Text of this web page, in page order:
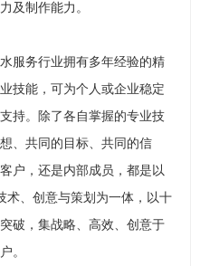
及制作能力。
服务行业拥有多年经验的精
技能，可为个人或企业稳定
持。除了各自掌握的专业技
、共同的目标、共同的信
户，还是内部成员，都是以
术、创意与策划为一体，以十
破，集战略、高效、创意于
。